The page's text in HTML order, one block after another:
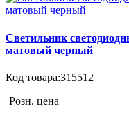
Светильник
матовый черный
Код товара:315512
Розн. цена